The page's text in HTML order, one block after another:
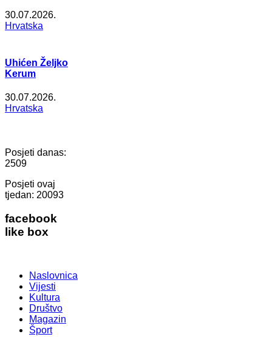
30.07.2026.
Hrvatska
Uhićen Željko
Kerum
30.07.2026.
Hrvatska
Posjeti danas:
2509
Posjeti ovaj
tjedan: 20093
facebook
like box
Naslovnica
Vijesti
Kultura
Društvo
Magazin
Šport